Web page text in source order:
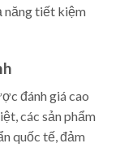
năng tiết kiệm
đánh giá cao
các sản phẩm
quốc tế, đảm